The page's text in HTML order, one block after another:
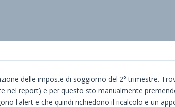
delle imposte di soggiorno del 2° trimestre.
nel report) e per questo sto manualmente
l'alert e che quindi richiedono il ricalcolo e un